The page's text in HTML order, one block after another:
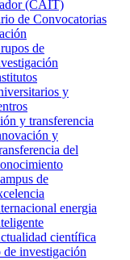
(CAIT)
de Convocatorias
de
y
y transferencia
y
del
de
energia
científica
de investigación